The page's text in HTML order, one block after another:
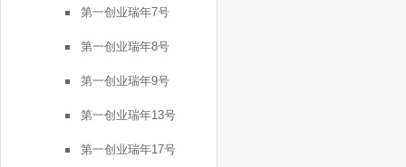
第一创业瑞年7号
第一创业瑞年8号
第一创业瑞年9号
第一创业瑞年13号
第一创业瑞年17号